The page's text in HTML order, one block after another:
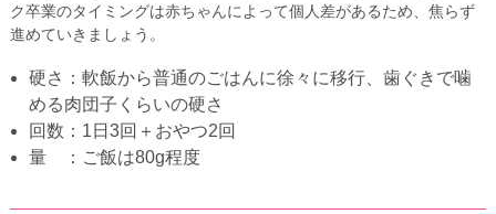
ク卒業のタイミングは赤ちゃんによって個人差があるため、焦らず
進めていきましょう。
硬さ：軟飯から普通のごはんに徐々に移行、歯ぐきで噛
める肉団子くらいの硬さ
回数：1日3回＋おやつ2回
量 ：ご飯は80g程度